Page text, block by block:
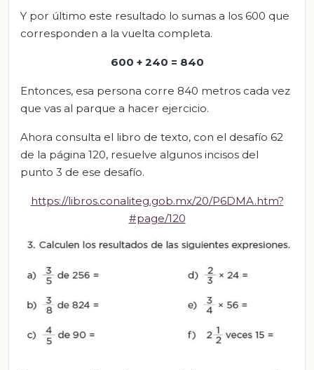
Y por último este resultado lo sumas a los 600 que
corresponden a la vuelta completa.
600 + 240 = 840
Entonces, esa persona corre 840 metros cada vez
que vas al parque a hacer ejercicio.
Ahora consulta el libro de texto, con el desafío 62
de la página 120, resuelve algunos incisos del
punto 3 de ese desafío.
https://libros.conaliteg.gob.mx/20/P6DMA.htm?
#page/120